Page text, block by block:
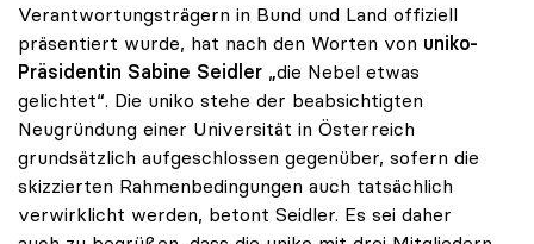
Verantwortungsträgern in Bund und Land offiziell
präsentiert wurde, hat nach den Worten von uniko-
Präsidentin Sabine Seidler „die Nebel etwas
gelichtet“. Die uniko stehe der beabsichtigten
Neugründung einer Universität in Österreich
grundsätzlich aufgeschlossen gegenüber, sofern die
skizzierten Rahmenbedingungen auch tatsächlich
verwirklicht werden, betont Seidler. Es sei daher